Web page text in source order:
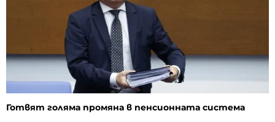
Готвят голяма промяна в пенсионната система